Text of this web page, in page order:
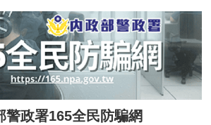
警政署165全民防騙網